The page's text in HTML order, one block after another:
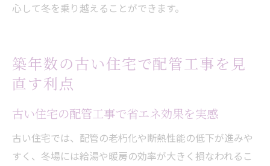
心して冬を乗り越えることができます。
築年数の古い住宅で配管工事を見
直す利点
古い住宅の配管工事で省エネ効果を実感
古い住宅では、配管の老朽化や断熱性能の低下が進みや
すく、冬場には給湯や暖房の効率が大きく損なわれるこ